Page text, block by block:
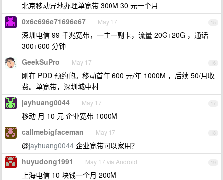
北京移动异地办理单宽带 300M 30 元一个月
15
0x6c696e71696e67 May 17
深圳电信 99 千兆宽带，一主一副卡，流量 20G+20G ，通话
300+600 分钟
16
GeekSuPro May 17
刚在 PDD 预约的。移动首年 600 元/年 1000M ，后续 50/月收
费。单宽带，深圳城中村
17
jayhuang0044 May 17
移动 月 10 元 企业宽带 1000M
18
callmebigfaceman May 17
@jayhuang0044 企业宽带可以家用？
19
huyudong1991 May 17 via Android
上海电信 10 块钱一个月 200M